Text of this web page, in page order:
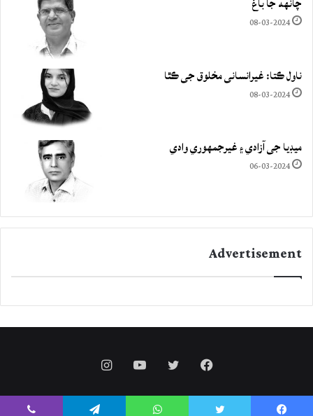
08-03-2024
ناول ڪتا: غيرانساني مخلوق جي ڪٿا
08-03-2024
ميڊيا جي آزادي ۽ غيرجمھوري وادي
06-03-2024
Advertisement
Facebook
Twitter
YouTube